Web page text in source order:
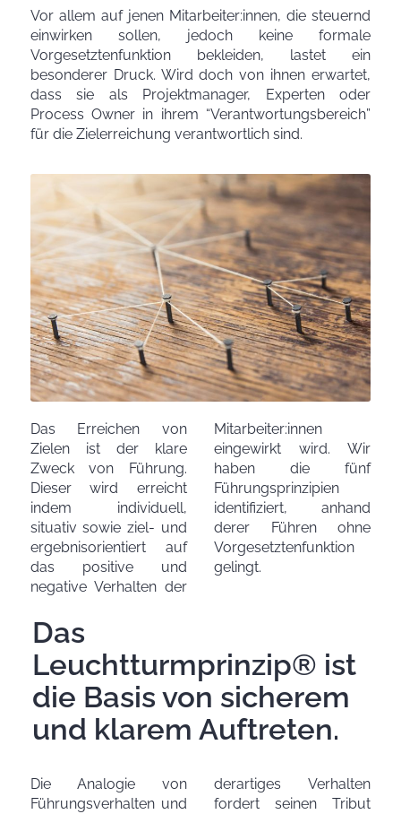
Vor allem auf jenen Mitarbeiter:innen, die steuernd
einwirken sollen, jedoch keine formale
Vorgesetztenfunktion bekleiden, lastet ein
besonderer Druck. Wird doch von ihnen erwartet,
dass sie als Projektmanager, Experten oder
Process Owner in ihrem “Verantwortungsbereich”
für die Zielerreichung verantwortlich sind.
Das Erreichen von
Zielen ist der klare
Zweck von Führung.
Dieser wird erreicht
indem individuell,
situativ sowie ziel- und
ergebnisorientiert auf
das positive und
negative Verhalten der
Mitarbeiter:innen
eingewirkt wird. Wir
haben die fünf
Führungsprinzipien
identifiziert, anhand
derer Führen ohne
Vorgesetztenfunktion
gelingt.
Das
Leuchtturmprinzip® ist
die Basis von sicherem
und klarem Auftreten.
Die Analogie von
Führungsverhalten und
derartiges Verhalten
fordert seinen Tribut